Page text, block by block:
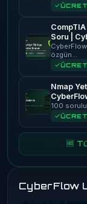
Soru |
özgün…
Nmap
100
🆓
CyberFlow